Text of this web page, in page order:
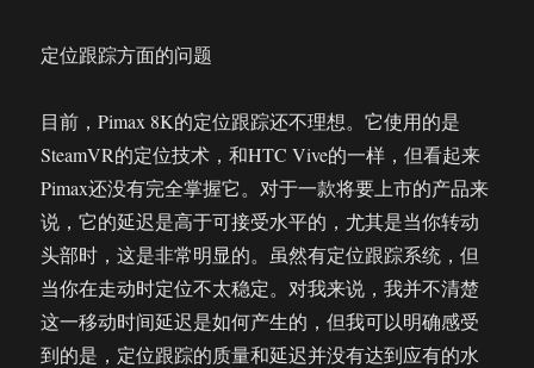
定位跟踪方面的问题
目前，Pimax 8K的定位跟踪还不理想。它使用的是
SteamVR的定位技术，和HTC Vive的一样，但看起来
Pimax还没有完全掌握它。对于一款将要上市的产品来
说，它的延迟是高于可接受水平的，尤其是当你转动
头部时，这是非常明显的。虽然有定位跟踪系统，但
当你在走动时定位不太稳定。对我来说，我并不清楚
这一移动时间延迟是如何产生的，但我可以明确感受
到的是，定位跟踪的质量和延迟并没有达到应有的水